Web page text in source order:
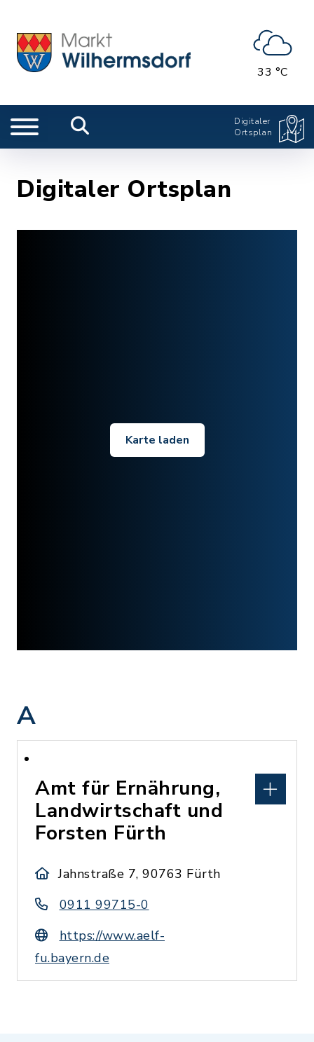
33 °C
Digitaler
Ortsplan
Digitaler Ortsplan
Karte laden
A
Amt für Ernährung,
Landwirtschaft und
Forsten Fürth
Jahnstraße 7, 90763 Fürth
0911 99715-0
https://www.aelf-
fu.bayern.de